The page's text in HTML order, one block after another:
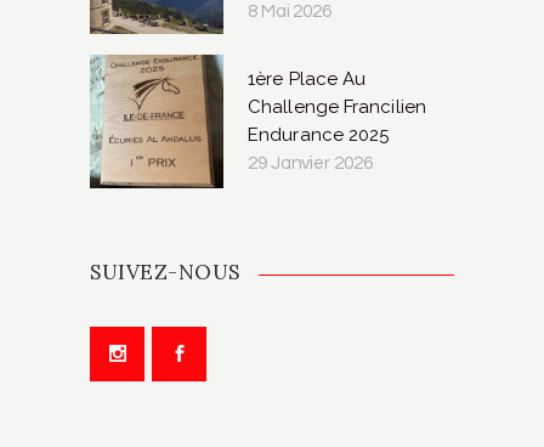
8 Mai 2026
1ère Place Au
Challenge Francilien
Endurance 2025
29 Janvier 2026
SUIVEZ-NOUS